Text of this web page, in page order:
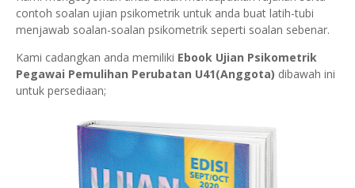
contoh soalan ujian psikometrik untuk anda buat latih-tubi
menjawab soalan-soalan psikometrik seperti soalan sebenar.
Kami cadangkan anda memiliki Ebook Ujian Psikometrik
Pegawai Pemulihan Perubatan U41(Anggota) dibawah ini
untuk persediaan;